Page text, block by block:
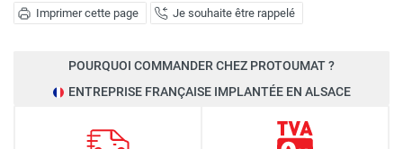
Imprimer cette page Je souhaite être rappelé
POURQUOI COMMANDER CHEZ PROTOUMAT ?
ENTREPRISE FRANÇAISE IMPLANTÉE EN ALSACE